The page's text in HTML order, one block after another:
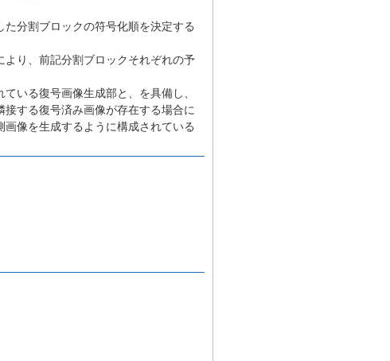
分割ブロックの符号化順を決定する
り、前記分割ブロックそれぞれの予
いる復号画像生成部と、を具備し、
する復号済み画像が存在する場合に
像を生成するように構成されている